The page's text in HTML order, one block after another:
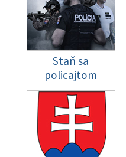
Staň sa
policajtom